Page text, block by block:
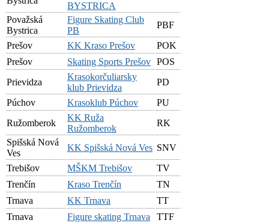
BYSTRICA
Považská
Bystrica
Figure Skating Club
PB
PBF
Prešov
KK Kraso Prešov
POK
Prešov
Skating Sports Prešov POS
Prievidza
Krasokorčuliarsky
klub Prievidza
PD
Púchov
Krasoklub Púchov
PU
Ružomberok
KK Ruža
Ružomberok
RK
Spišská Nová
Ves
KK Spišská Nová Ves SNV
Trebišov
MŠKM Trebišov
TV
Trenčín
Kraso Trenčín
TN
Trnava
KK Trnava
TT
Trnava
Figure skating Trnava
TTF